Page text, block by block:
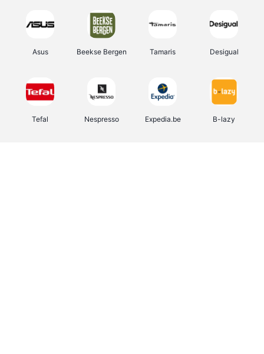
Asus Beekse Bergen Tamaris Desigual
Tefal Nespresso Expedia.be B-lazy